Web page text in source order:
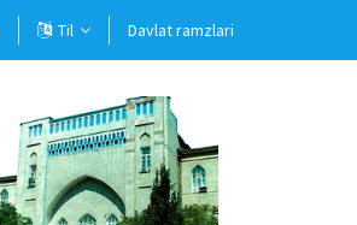
Til Davlat ramzlari